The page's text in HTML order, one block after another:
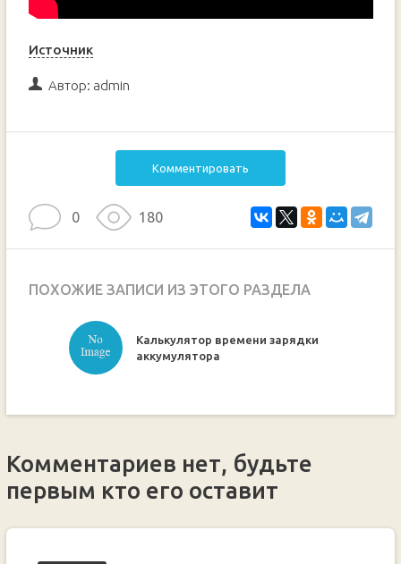
Источник
Автор: admin
Комментировать
0 180
ПОХОЖИЕ ЗАПИСИ ИЗ ЭТОГО РАЗДЕЛА
Калькулятор времени зарядки
аккумулятора
Комментариев нет, будьте
первым кто его оставит